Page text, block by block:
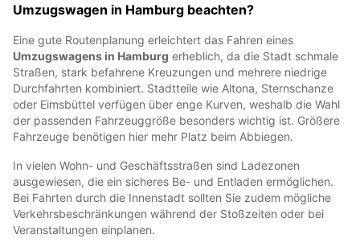
Umzugswagen in Hamburg beachten?
Eine gute Routenplanung erleichtert das Fahren eines
Umzugswagens in Hamburg erheblich, da die Stadt schmale
Straßen, stark befahrene Kreuzungen und mehrere niedrige
Durchfahrten kombiniert. Stadtteile wie Altona, Sternschanze
oder Eimsbüttel verfügen über enge Kurven, weshalb die Wahl
der passenden Fahrzeuggröße besonders wichtig ist. Größere
Fahrzeuge benötigen hier mehr Platz beim Abbiegen.
In vielen Wohn- und Geschäftsstraßen sind Ladezonen
ausgewiesen, die ein sicheres Be- und Entladen ermöglichen.
Bei Fahrten durch die Innenstadt sollten Sie zudem mögliche
Verkehrsbeschränkungen während der Stoßzeiten oder bei
Veranstaltungen einplanen.